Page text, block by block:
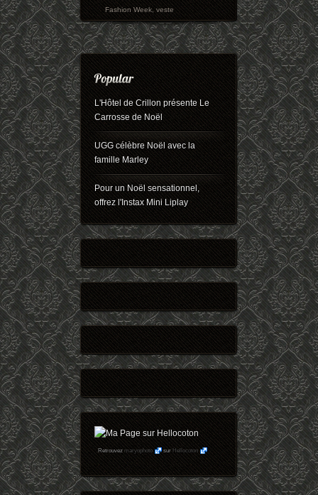
Fashion Week,veste
L'Hôtel de Crillon présente Le
Carrosse de Noël
UGG célèbre Noël avec la
famille Marley
Pour un Noël sensationnel,
offrez l'Instax Mini Liplay
Retrouvezmaryophoto surHellocoton